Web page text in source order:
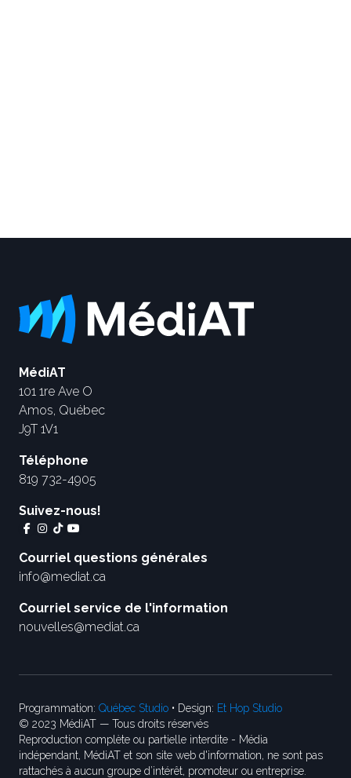
MédiAT
101 1re Ave O
Amos, Québec
J9T 1V1
Téléphone
819 732-4905
Suivez-nous!
Courriel questions générales
info@mediat.ca
Courriel service de l'information
nouvelles@mediat.ca
Programmation: Québec Studio • Design: Et Hop Studio
© 2023 MédiAT — Tous droits réservés
Reproduction complète ou partielle interdite - Média
indépendant, MédiAT et son site web d'information, ne sont pas
rattachés à aucun groupe d’intérêt, promoteur ou entreprise.